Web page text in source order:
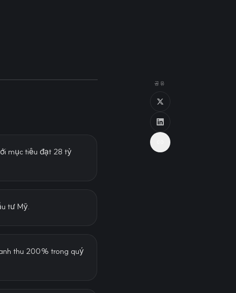
mục tiêu đạt 28 tỷ
tư Mỹ.
thu 200% trong quý
공유